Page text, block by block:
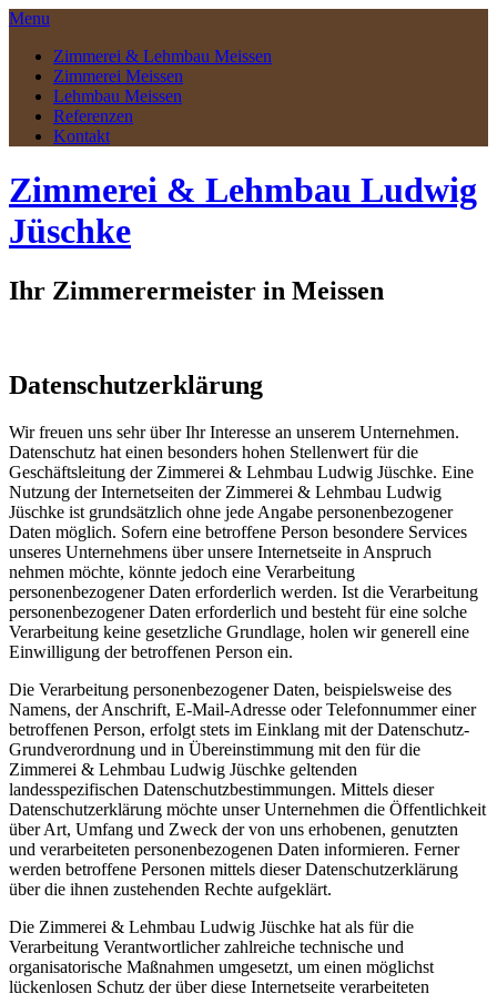
Menu
Zimmerei & Lehmbau Meissen
Zimmerei Meissen
Lehmbau Meissen
Referenzen
Kontakt
Zimmerei & Lehmbau Ludwig
Jüschke
Ihr Zimmerermeister in Meissen
Datenschutzerklärung
Wir freuen uns sehr über Ihr Interesse an unserem Unternehmen.
Datenschutz hat einen besonders hohen Stellenwert für die
Geschäftsleitung der Zimmerei & Lehmbau Ludwig Jüschke. Eine
Nutzung der Internetseiten der Zimmerei & Lehmbau Ludwig
Jüschke ist grundsätzlich ohne jede Angabe personenbezogener
Daten möglich. Sofern eine betroffene Person besondere Services
unseres Unternehmens über unsere Internetseite in Anspruch
nehmen möchte, könnte jedoch eine Verarbeitung
personenbezogener Daten erforderlich werden. Ist die Verarbeitung
personenbezogener Daten erforderlich und besteht für eine solche
Verarbeitung keine gesetzliche Grundlage, holen wir generell eine
Einwilligung der betroffenen Person ein.
Die Verarbeitung personenbezogener Daten, beispielsweise des
Namens, der Anschrift, E-Mail-Adresse oder Telefonnummer einer
betroffenen Person, erfolgt stets im Einklang mit der Datenschutz-
Grundverordnung und in Übereinstimmung mit den für die
Zimmerei & Lehmbau Ludwig Jüschke geltenden
landesspezifischen Datenschutzbestimmungen. Mittels dieser
Datenschutzerklärung möchte unser Unternehmen die Öffentlichkeit
über Art, Umfang und Zweck der von uns erhobenen, genutzten
und verarbeiteten personenbezogenen Daten informieren. Ferner
werden betroffene Personen mittels dieser Datenschutzerklärung
über die ihnen zustehenden Rechte aufgeklärt.
Die Zimmerei & Lehmbau Ludwig Jüschke hat als für die
Verarbeitung Verantwortlicher zahlreiche technische und
organisatorische Maßnahmen umgesetzt, um einen möglichst
lückenlosen Schutz der über diese Internetseite verarbeiteten